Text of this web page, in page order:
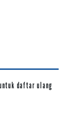
daftar ulang